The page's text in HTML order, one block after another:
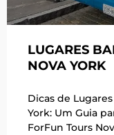
LUGARES
NOVA YORK
Dicas de
York: Um Guia
ForFun Tours